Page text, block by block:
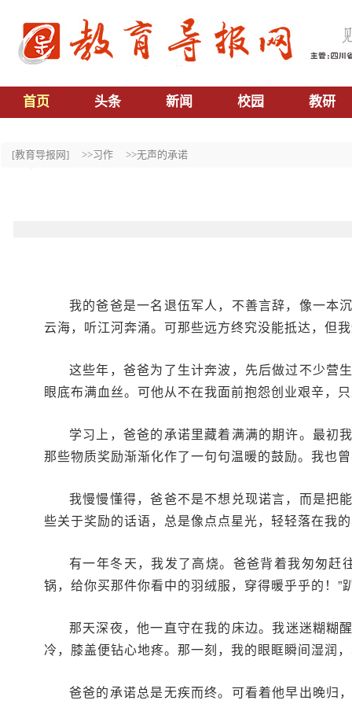
首页 头条 新闻 校园 教研
[教育导报网] >>习作 >>无声的承诺
我的爸爸是一名退伍军人，不善言辞，像一本
云海，听江河奔涌。可那些远方终究没能抵达，但
这些年，爸爸为了生计奔波，先后做过不少营
眼底布满血丝。可他从不在我面前抱怨创业艰辛，
学习上，爸爸的承诺里藏着满满的期许。最初
那些物质奖励渐渐化作了一句句温暖的鼓励。我也
我慢慢懂得，爸爸不是不想兑现诺言，而是把
些关于奖励的话语，总是像点点星光，轻轻落在我
有一年冬天，我发了高烧。爸爸背着我匆匆赶
锅，给你买那件你看中的羽绒服，穿得暖乎乎的！
那天深夜，他一直守在我的床边。我迷迷糊
冷，膝盖便钻心地疼。那一刻，我的眼眶瞬间湿润
爸爸的承诺总是无疾而终。可看着他早出晚归